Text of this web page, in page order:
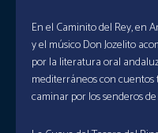
En el Caminito del Rey, en
y el músico Don Jozelito
por la literatura oral
mediterráneos con
caminar por los senderos